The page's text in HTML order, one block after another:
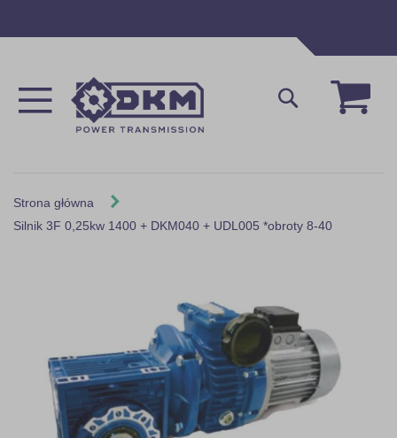
Mój
Szukaj
Strona główna
Silnik 3F 0,25kw 1400 + DKM040 + UDL005 *obroty 8-40
images